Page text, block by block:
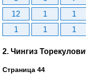
12
1 1
1
1 1
2. Чингиз
Страница 44